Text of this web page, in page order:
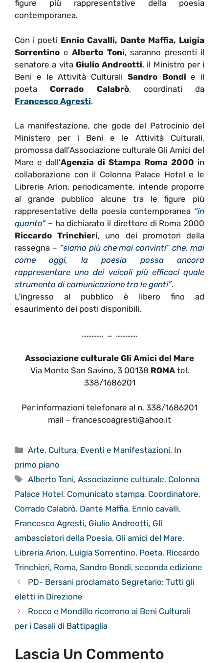
figure più rappresentative della poesia
contemporanea.
Con i poeti Ennio Cavalli, Dante Maffia, Luigia
Sorrentino e Alberto Toni, saranno presenti il
senatore a vitaGiulio Andreotti, il Ministro per i
Beni e le Attività Culturali Sandro Bondie il
poetaCorrado Calabrò, coordinati da
Francesco Agresti.
La manifestazione, che gode del Patrocinio del
Ministero per i Beni e le Attività Culturali,
promossa dall’Associazione culturale Gli Amici del
Mare e dall’Agenzia di Stampa Roma 2000 in
collaborazione con il Colonna Palace Hotel e le
Librerie Arion, periodicamente, intende proporre
al grande pubblico alcune tra le figure più
rappresentative della poesia contemporanea “in
quanto” – ha dichiarato il direttore di Roma 2000
Riccardo Trinchieri, uno dei promotori della
rassegna – “siamo più che mai convinti”che, mai
come oggi, la poesia possa ancora
rappresentare uno dei veicoli più efficaci quale
strumento di comunicazione tra le genti”.
L’ingresso al pubblico è libero fino ad
esaurimento dei posti disponibili.
…………. … ………….
Associazione culturale Gli Amici del Mare
Via Monte San Savino, 3 00138 ROMAtel.
338/1686201
Per informazioni telefonare al n. 338/1686201
mail – francescoagresti@ahoo.it
Categorie
Arte, Cultura, Eventi e Manifestazioni, In
primo piano
Tag
Alberto Toni,Associazione culturale, Colonna
Palace Hotel, Comunicato stampa, Coordinatore,
Corrado Calabrò, Dante Maffia, Ennio cavalli,
Francesco Agresti, Giulio Andreotti, Gli
ambasciatori della Poesia, Gli amici del Mare,
Libreria Arion, Luigia Sorrentino, Poeta, Riccardo
Trinchieri, Roma, Sandro Bondi, seconda edizione
PD- Bersani proclamato Segretario: Tutti gli
eletti in Direzione
Rocco e Mondillo ricorrono ai Beni Culturali
per i Casali di Battipaglia
Lascia Un Commento